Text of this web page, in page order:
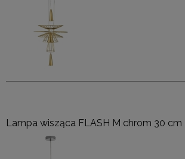
Lampa wisząca FLASH M chrom 30 cm